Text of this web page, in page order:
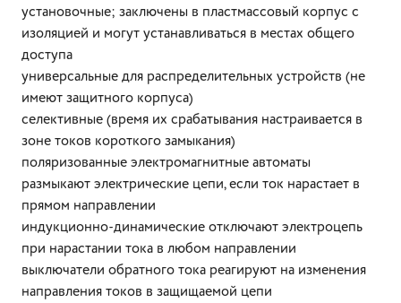
установочные; заключены в пластмассовый корпус с
изоляцией и могут устанавливаться в местах общего
доступа
универсальные для распределительных устройств (не
имеют защитного корпуса)
селективные (время их срабатывания настраивается в
зоне токов короткого замыкания)
поляризованные электромагнитные автоматы
размыкают электрические цепи, если ток нарастает в
прямом направлении
индукционно-динамические отключают электроцепь
при нарастании тока в любом направлении
выключатели обратного тока реагируют на изменения
направления токов в защищаемой цепи